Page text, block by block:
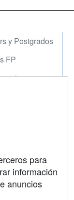
y Postgrados
FP
para
información
anuncios